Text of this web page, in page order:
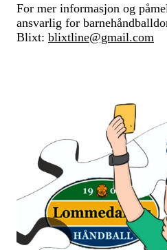
For mer informasjon og
ansvarlig for
Blixt: blixtline@gmail.com